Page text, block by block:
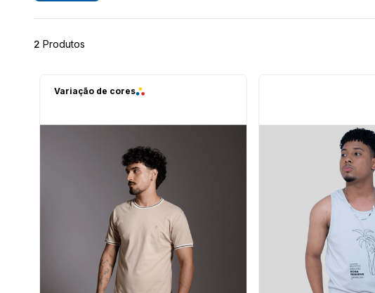
2 Produtos
Variação de cores